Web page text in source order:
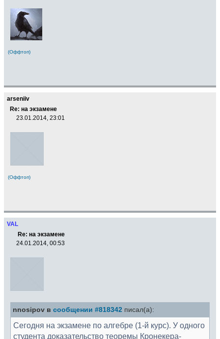
(Оффтоп)
arseniiv
Re: на экзамене
23.01.2014, 23:01
(Оффтоп)
VAL
Re: на экзамене
24.01.2014, 00:53
nnosipov в сообщении #818342 писал(а):
Сегодня на экзамене по алгебре (1-й курс). У одного
студента доказательство теоремы Кронекера-